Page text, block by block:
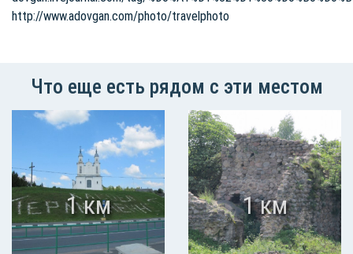
http://www.adovgan.com/photo/travelphoto
Что еще есть рядом с эти местом
1 км 1 км